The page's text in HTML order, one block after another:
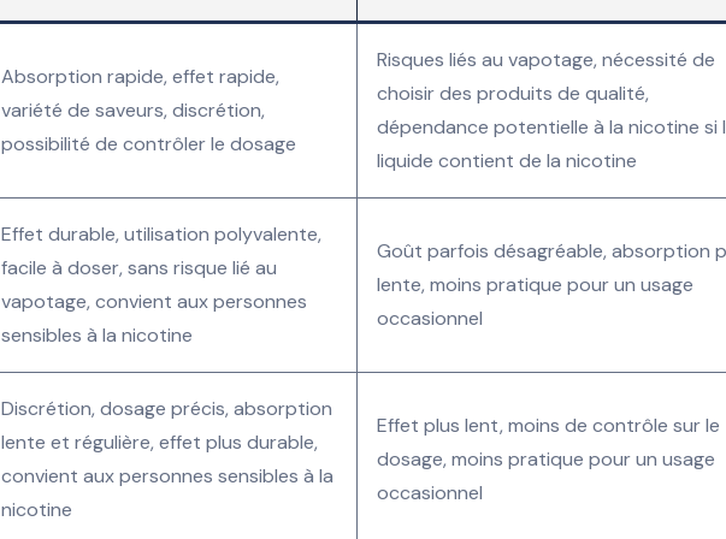
Absorption rapide, effet rapide,
variété de saveurs, discrétion,
possibilité de contrôler le dosage
Risques liés au vapotage, nécessité de
choisir des produits de qualité,
dépendance potentielle à la nicotine si
liquide contient de la nicotine
Effet durable, utilisation polyvalente,
facile à doser, sans risque lié au
vapotage, convient aux personnes
sensibles à la nicotine
Goût parfois désagréable, absorption
lente, moins pratique pour un usage
occasionnel
Discrétion, dosage précis, absorption
lente et régulière, effet plus durable,
convient aux personnes sensibles à la
nicotine
Effet plus lent, moins de contrôle sur le
dosage, moins pratique pour un usage
occasionnel